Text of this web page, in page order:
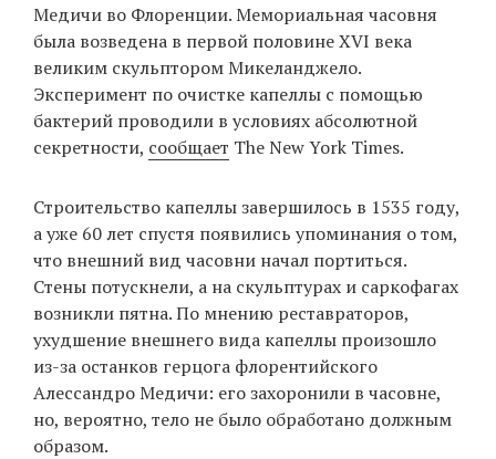
EN
UA
Медичи во Флоренции. Мемориальная часовня
была возведена в первой половине XVI века
великим скульптором Микеланджело.
Эксперимент по очистке капеллы с помощью
бактерий проводили в условиях абсолютной
секретности, сообщает The New York Times.
Строительство капеллы завершилось в 1535 году,
а уже 60 лет спустя появились упоминания о том,
что внешний вид часовни начал портиться.
Стены потускнели, а на скульптурах и саркофагах
возникли пятна. По мнению реставраторов,
ухудшение внешнего вида капеллы произошло
из-за останков герцога флорентийского
Алессандро Медичи: его захоронили в часовне,
но, вероятно, тело не было обработано должным
образом.